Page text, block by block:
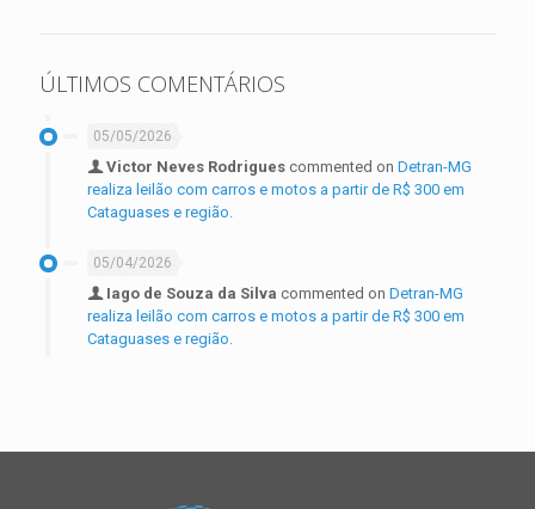
ÚLTIMOS COMENTÁRIOS
05/05/2026
Victor Neves Rodrigues commented on Detran-MG
realiza leilão com carros e motos a partir de R$ 300 em
Cataguases e região.
05/04/2026
Iago de Souza da Silva commented on Detran-MG
realiza leilão com carros e motos a partir de R$ 300 em
Cataguases e região.